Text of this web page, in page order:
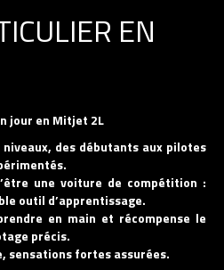
EN
jour en Mitjet 2L
des débutants aux pilotes
une voiture de compétition :
outil d’apprentissage.
en main et récompense le
précis.
sensations fortes assurées.